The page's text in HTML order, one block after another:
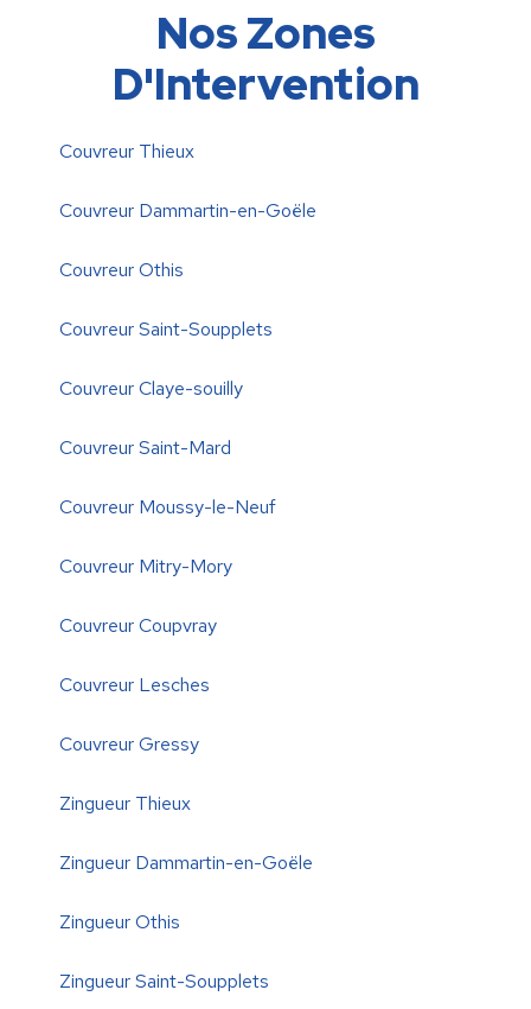
Nos Zones
D'Intervention
Couvreur Thieux
Couvreur Dammartin-en-Goële
Couvreur Othis
Couvreur Saint-Soupplets
Couvreur Claye-souilly
Couvreur Saint-Mard
Couvreur Moussy-le-Neuf
Couvreur Mitry-Mory
Couvreur Coupvray
Couvreur Lesches
Couvreur Gressy
Zingueur Thieux
Zingueur Dammartin-en-Goële
Zingueur Othis
Zingueur Saint-Soupplets